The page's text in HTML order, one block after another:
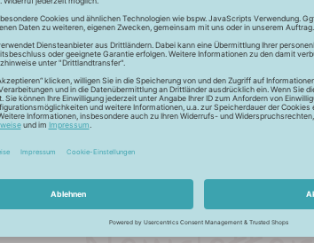
Lichtreflektion und glänzen deshalb
und Vernähbarkeit. Darüber hinaus